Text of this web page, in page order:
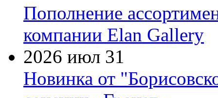
Пополнение
компании Elan Gallery
2026 июл 31
Новинка от